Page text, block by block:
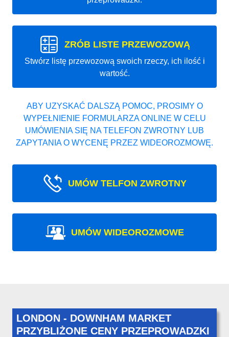
ZRÓB LISTE PRZEWOZOWĄ
Stwórz listę przewozową swoich rzeczy, ich ilość i
wartość.
ABY UZYSKAĆ DALSZĄ POMOC, PROSIMY O
WYPEŁNIENIE FORMULARZA ONLINE W CELU
UMÓWIENIA SIĘ NA TELEFON ZWROTNY LUB
ZAPYTANIA O WYCENĘ PRZEZ WIDEOROZMOWĘ.
UMÓW TELFON ZWROTNY
UMÓW WIDEOROZMOWE
LONDON - DOWNHAM MARKET
PRZYBLIŻONE CENY PRZEPROWADZKI